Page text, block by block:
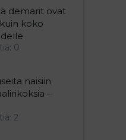
demarit ovat
koko
0
naisiin
–
2